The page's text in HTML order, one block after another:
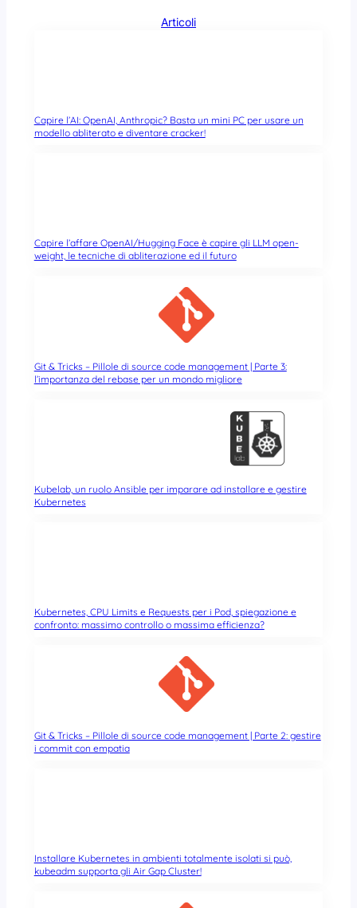
Articoli
Capire l’AI: OpenAI, Anthropic? Basta un mini PC per usare un
modello abliterato e diventare cracker!
Capire l’affare OpenAI/Hugging Face è capire gli LLM open-
weight, le tecniche di abliterazione ed il futuro
Git & Tricks – Pillole di source code management | Parte 3:
l’importanza del rebase per un mondo migliore
Kubelab, un ruolo Ansible per imparare ad installare e gestire
Kubernetes
Kubernetes, CPU Limits e Requests per i Pod, spiegazione e
confronto: massimo controllo o massima efficienza?
Git & Tricks – Pillole di source code management | Parte 2: gestire
i commit con empatia
Installare Kubernetes in ambienti totalmente isolati si può,
kubeadm supporta gli Air Gap Cluster!